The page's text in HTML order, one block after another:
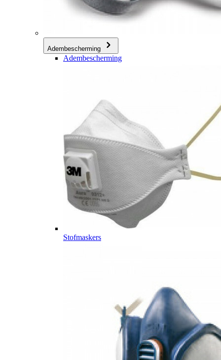
Adembescherming
Adembescherming
Stofmaskers